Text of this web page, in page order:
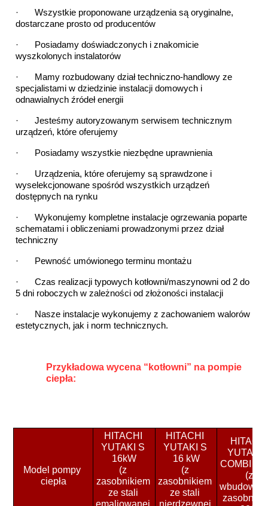
·
Wszystkie proponowane urządzenia są oryginalne,
dostarczane prosto od producentów
·
Posiadamy doświadczonych i znakomicie
wyszkolonych instalatorów
·
Mamy rozbudowany dział techniczno-handlowy ze
specjalistami w dziedzinie instalacji domowych i
odnawialnych źródeł energii
·
Jesteśmy autoryzowanym serwisem technicznym
urządzeń, które oferujemy
· Posiadamy wszystkie niezbędne uprawnienia
·
Urządzenia, które oferujemy są sprawdzone i
wyselekcjonowane spośród wszystkich urządzeń
dostępnych na rynku
·
Wykonujemy kompletne instalacje ogrzewania poparte
schematami i obliczeniami prowadzonymi przez dział
techniczny
· Pewność umówionego terminu montażu
·
Czas realizacji typowych kotłowni/maszynowni od 2 do
5 dni roboczych w zależności od złożoności instalacji
·
Nasze instalacje wykonujemy z zachowaniem walorów
estetycznych, jak i norm technicznych.
Przykładowa wycena “kotłowni” na pompie
ciepła:
Model pompy
ciepła
HITACHI
YUTAKI S
16kW
(z
zasobnikiem
ze stali
emaliowanej
HITACHI
YUTAKI S
16 kW
(z
zasobnikiem
ze stali
nierdzewnej
HITACHI
YUTAKI
COMBI
(z